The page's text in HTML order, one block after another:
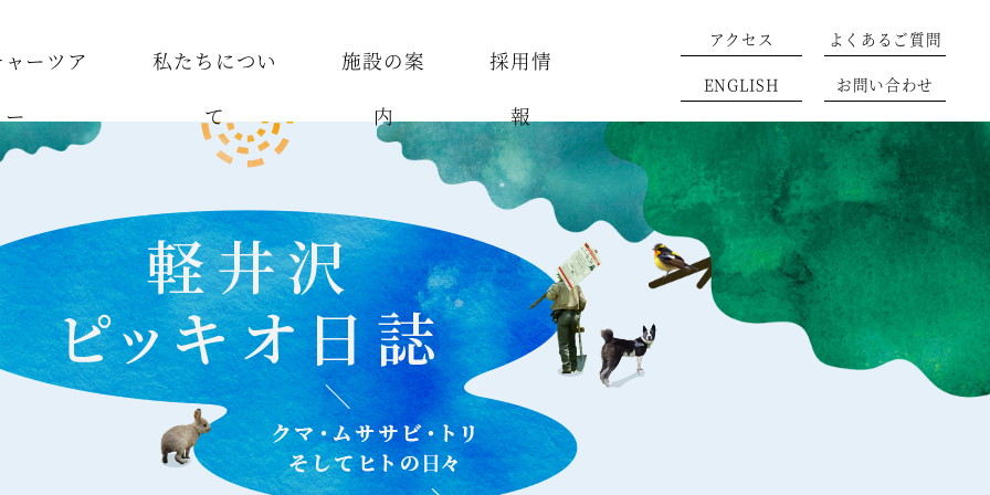
ーツア
ー
私たちについ
て
施設の案
内
採用情
報
アクセス よくあるご質問
ENGLISH お問い合わせ